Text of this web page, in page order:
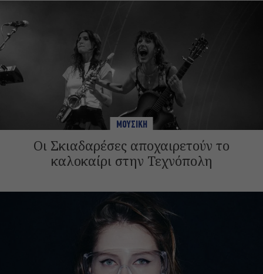
ΜΟΥΣΙΚΗ
Οι Σκιαδαρέσες αποχαιρετούν το
καλοκαίρι στην Τεχνόπολη